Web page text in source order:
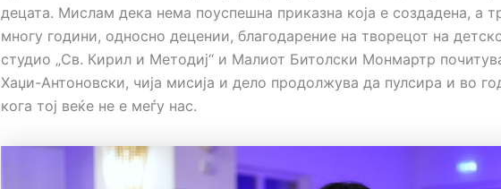
децата. Мислам дека нема поуспешна приказна која е создадена, а
многу години, односно децении, благодарение на творецот на
студио „Св. Кирил и Методиј“ и Малиот Битолски Монмартр
Хаџи-Aнтоновски, чија мисија и дело продолжува да пулсира и во
кога тој веќе не е меѓу нас.